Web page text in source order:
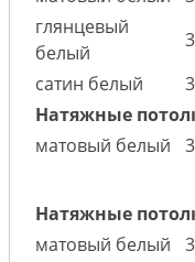
глянцевый
белый
сатин белый
Натяжные
матовый белый
Натяжные
матовый белый